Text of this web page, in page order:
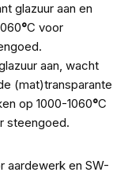
glazuur aan en
°C voor
aan, wacht
(mat)transparante
op 1000-1060°C
steengoed.
aardewerk en SW-